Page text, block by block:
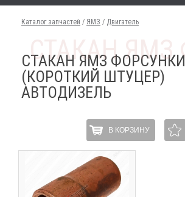
Каталог запчастей / ЯМЗ / Двигатель
СТАКАН ЯМЗ ФОРСУНКИ
(КОРОТКИЙ ШТУЦЕР)
АВТОДИЗЕЛЬ
В КОРЗИНУ